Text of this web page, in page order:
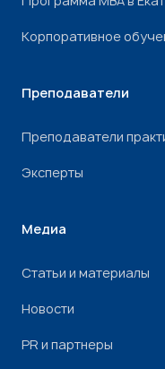
Корпоративное
Преподаватели
Преподаватели
Эксперты
Медиа
Статьи и материалы
Новости
PR и партнеры